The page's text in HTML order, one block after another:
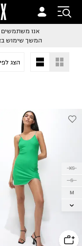
אנו משתמשים
המשך שימוש
XS
S
M
L